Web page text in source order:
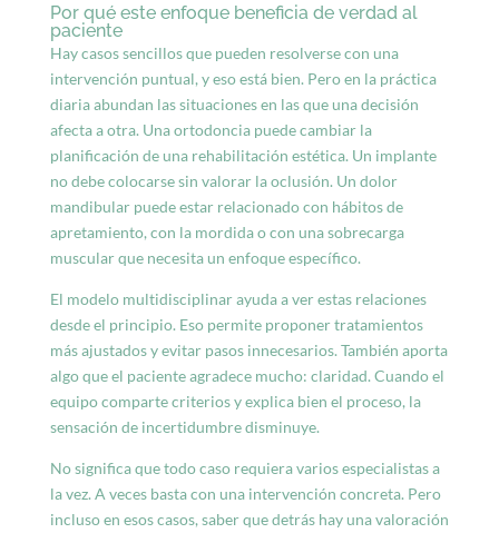
Por qué este enfoque beneficia de verdad al
paciente
Hay casos sencillos que pueden resolverse con una
intervención puntual, y eso está bien. Pero en la práctica
diaria abundan las situaciones en las que una decisión
afecta a otra. Una ortodoncia puede cambiar la
planificación de una rehabilitación estética. Un implante
no debe colocarse sin valorar la oclusión. Un dolor
mandibular puede estar relacionado con hábitos de
apretamiento, con la mordida o con una sobrecarga
muscular que necesita un enfoque específico.
El modelo multidisciplinar ayuda a ver estas relaciones
desde el principio. Eso permite proponer tratamientos
más ajustados y evitar pasos innecesarios. También aporta
algo que el paciente agradece mucho: claridad. Cuando el
equipo comparte criterios y explica bien el proceso, la
sensación de incertidumbre disminuye.
No significa que todo caso requiera varios especialistas a
la vez. A veces basta con una intervención concreta. Pero
incluso en esos casos, saber que detrás hay una valoración